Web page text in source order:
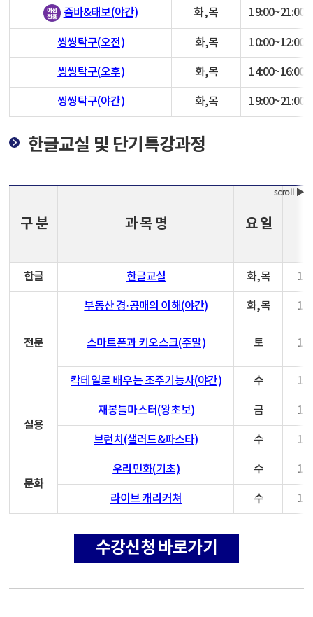
줌바&태보(야간) 화,목 19:00~21:00
씽씽탁구(오전) 화,목 10:00~12:00
씽씽탁구(오후) 화,목 14:00~16:00
씽씽탁구(야간) 화,목 19:00~21:00
한글교실 및 단기특강과정
구 분 과 목 명 요 일
한글 한글교실 화,목
전문
부동산 경·공매의 이해(야간) 화,목
스마트폰과 키오스크(주말) 토
칵테일로 배우는 조주기능사(야간) 수
실용
재봉틀마스터(왕초보) 금
브런치(샐러드&파스타) 수
문화
우리민화(기초) 수
라이브 캐리커쳐 수
수강신청 바로가기